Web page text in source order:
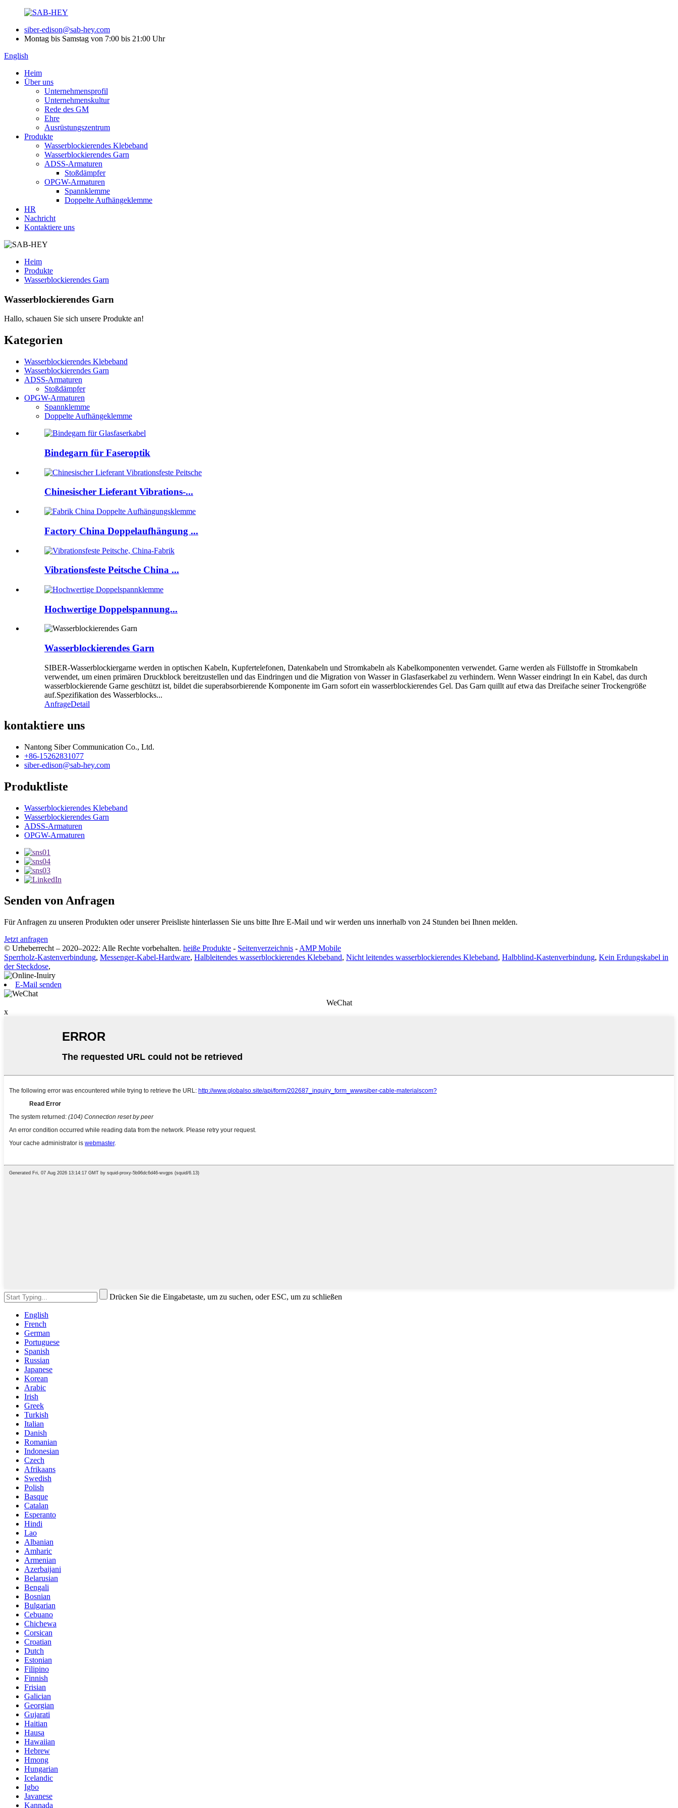
siber-edison@sab-hey.com
Montag bis Samstag von 7:00 bis 21:00 Uhr
English
Heim
Über uns
Unternehmensprofil
Unternehmenskultur
Rede des GM
Ehre
Ausrüstungszentrum
Produkte
Wasserblockierendes Klebeband
Wasserblockierendes Garn
ADSS-Armaturen
Stoßdämpfer
OPGW-Armaturen
Spannklemme
Doppelte Aufhängeklemme
HR
Nachricht
Kontaktiere uns
Heim
Produkte
Wasserblockierendes Garn
Wasserblockierendes Garn
Hallo, schauen Sie sich unsere Produkte an!
Kategorien
Wasserblockierendes Klebeband
Wasserblockierendes Garn
ADSS-Armaturen
Stoßdämpfer
OPGW-Armaturen
Spannklemme
Doppelte Aufhängeklemme
Bindegarn für Faseroptik
Chinesischer Lieferant Vibrations-...
Factory China Doppelaufhängung ...
Vibrationsfeste Peitsche China ...
Hochwertige Doppelspannung...
Wasserblockierendes Garn
SIBER-Wasserblockiergarne werden in optischen Kabeln, Kupfertelefonen, Datenkabeln und Stromkabeln als Kabelkomponenten verwendet. Garne werden als Füllstoffe in Stromkabeln
verwendet, um einen primären Druckblock bereitzustellen und das Eindringen und die Migration von Wasser in Glasfaserkabel zu verhindern. Wenn Wasser eindringt In ein Kabel, das durch
wasserblockierende Garne geschützt ist, bildet die superabsorbierende Komponente im Garn sofort ein wasserblockierendes Gel. Das Garn quillt auf etwa das Dreifache seiner Trockengröße
auf.Spezifikation des Wasserblocks...
AnfrageDetail
kontaktiere uns
Nantong Siber Communication Co., Ltd.
+86-15262831077
siber-edison@sab-hey.com
Produktliste
Wasserblockierendes Klebeband
Wasserblockierendes Garn
ADSS-Armaturen
OPGW-Armaturen
Senden von Anfragen
Für Anfragen zu unseren Produkten oder unserer Preisliste hinterlassen Sie uns bitte Ihre E-Mail und wir werden uns innerhalb von 24 Stunden bei Ihnen melden.
Jetzt anfragen
© Urheberrecht – 2020–2022: Alle Rechte vorbehalten. heiße Produkte - Seitenverzeichnis - AMP Mobile
Sperrholz-Kastenverbindung, Messenger-Kabel-Hardware, Halbleitendes wasserblockierendes Klebeband, Nicht leitendes wasserblockierendes Klebeband, Halbblind-Kastenverbindung, Kein Erdungskabel in
der Steckdose,
E-Mail senden
WeChat
x
Drücken Sie die Eingabetaste, um zu suchen, oder ESC, um zu schließen
English
French
German
Portuguese
Spanish
Russian
Japanese
Korean
Arabic
Irish
Greek
Turkish
Italian
Danish
Romanian
Indonesian
Czech
Afrikaans
Swedish
Polish
Basque
Catalan
Esperanto
Hindi
Lao
Albanian
Amharic
Armenian
Azerbaijani
Belarusian
Bengali
Bosnian
Bulgarian
Cebuano
Chichewa
Corsican
Croatian
Dutch
Estonian
Filipino
Finnish
Frisian
Galician
Georgian
Gujarati
Haitian
Hausa
Hawaiian
Hebrew
Hmong
Hungarian
Icelandic
Igbo
Javanese
Kannada